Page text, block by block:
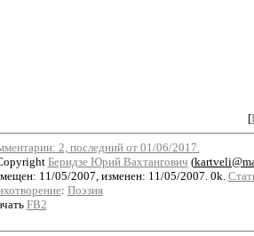
[
2, последний от 01/06/2017.
Беридзе Юрий Вахтангович (
11/05/2007, изменен: 11/05/2007. 0k.
: Поэзия
FB2